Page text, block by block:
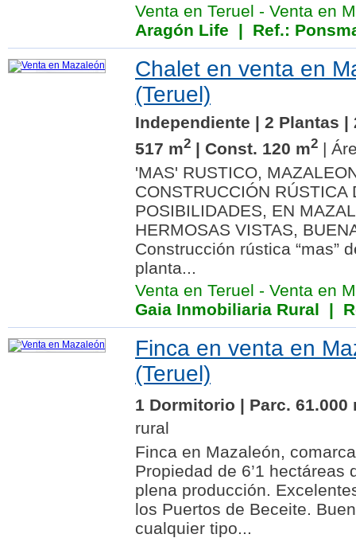
Venta en Teruel - Venta en
Aragón Life | Ref.:
Chalet en venta en
(Teruel)
Independiente | 2 Plantas
517 m2 | Const. 120 m2 |
'MAS' RUSTICO,
CONSTRUCCIÓN RÚSTICA
POSIBILIDADES, EN
HERMOSAS VISTAS,
Construcción rústica “mas”
planta...
Venta en Teruel - Venta en
Gaia Inmobiliaria Rural |
Finca en venta en
(Teruel)
1 Dormitorio | Parc. 61.000
rural
Finca en Mazaleón,
Propiedad de 6’1
plena producción.
los Puertos de Beceite.
cualquier tipo...